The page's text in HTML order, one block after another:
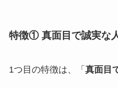
特徴① 真面目で誠実な
1つ目の特徴は、「 真面目